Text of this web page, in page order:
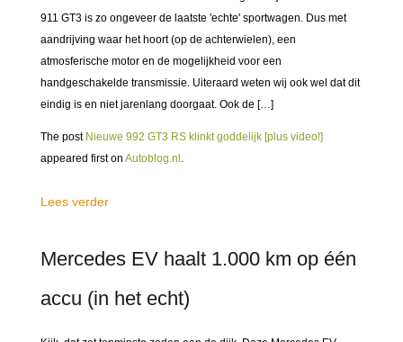
911 GT3 is zo ongeveer de laatste 'echte' sportwagen. Dus met
aandrijving waar het hoort (op de achterwielen), een
atmosferische motor en de mogelijkheid voor een
handgeschakelde transmissie. Uiteraard weten wij ook wel dat dit
eindig is en niet jarenlang doorgaat. Ook de […]
The post Nieuwe 992 GT3 RS klinkt goddelijk [plus video!]
appeared first on Autoblog.nl .
Lees verder
Mercedes EV haalt 1.000 km op één
accu (in het echt)